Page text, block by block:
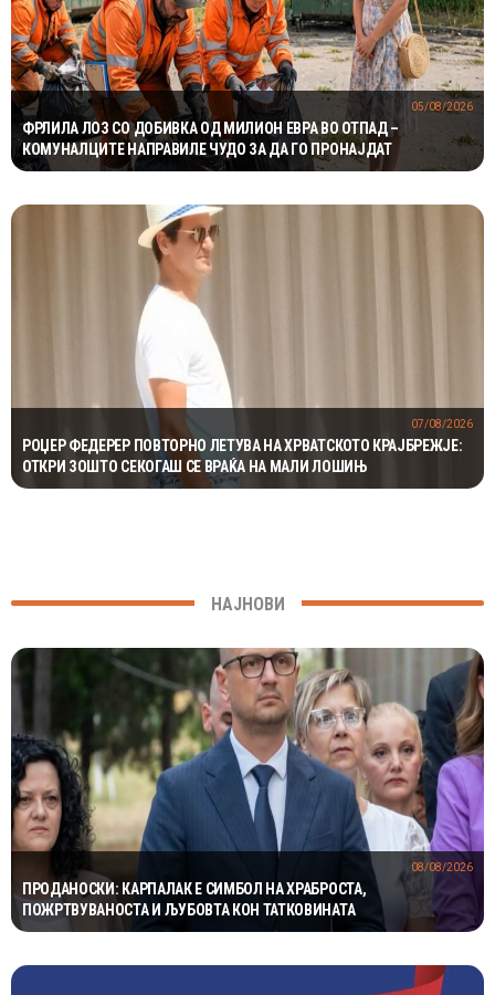
ФРЛИЛА ЛОЗ СО ДОБИВКА ОД МИЛИОН ЕВРА ВО ОТПАД –
КОМУНАЛЦИТЕ НАПРАВИЛЕ ЧУДО ЗА ДА ГО ПРОНАЈДАТ
05/08/2026
РОЏЕР ФЕДЕРЕР ПОВТОРНО ЛЕТУВА НА ХРВАТСКОТО КРАЈБРЕЖЈЕ:
ОТКРИ ЗОШТО СЕКОГАШ СЕ ВРАЌА НА МАЛИ ЛОШИЊ
07/08/2026
НАЈНОВИ
ПРОДАНОСКИ: КАРПАЛАК Е СИМБОЛ НА ХРАБРОСТА,
ПОЖРТВУВАНОСТА И ЉУБОВТА КОН ТАТКОВИНАТА
08/08/2026